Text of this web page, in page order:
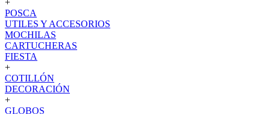
+
POSCA
UTILES Y ACCESORIOS
MOCHILAS
CARTUCHERAS
FIESTA
+
COTILLÓN
DECORACIÓN
+
GLOBOS